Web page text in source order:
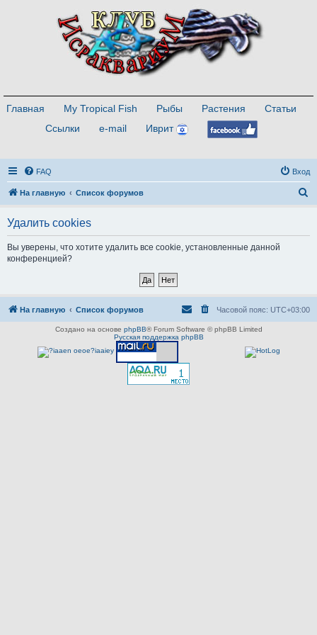
Главная My Tropical Fish Рыбы Растения
Статьи
Ссылки
e-mail Иврит
FAQ Вход
На главную Список форумов
Удалить cookies
Вы уверены, что хотите удалить все cookie, установленные данной
конференцией?
На главную Список форумов Часовой пояс: UTC+03:00
Создано на основе phpBB® Forum Software © phpBB Limited
Русская поддержка phpBB